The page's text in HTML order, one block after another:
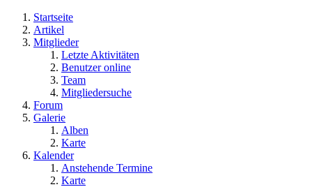
Startseite
Artikel
Mitglieder
Letzte Aktivitäten
Benutzer online
Team
Mitgliedersuche
Forum
Galerie
Alben
Karte
Kalender
Anstehende Termine
Karte